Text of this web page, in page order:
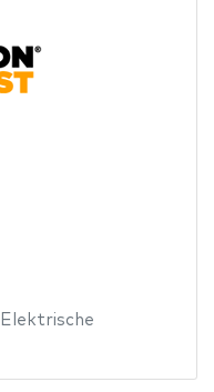
Elektrische